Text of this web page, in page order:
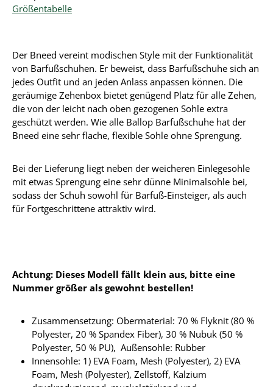
Größentabelle
Der Bneed vereint modischen Style mit der Funktionalität
von Barfußschuhen. Er beweist, dass Barfußschuhe sich an
jedes Outfit und an jeden Anlass anpassen können. Die
geräumige Zehenbox bietet genügend Platz für alle Zehen,
die von der leicht nach oben gezogenen Sohle extra
geschützt werden. Wie alle Ballop Barfußschuhe hat der
Bneed eine sehr flache, flexible Sohle ohne Sprengung.
Bei der Lieferung liegt neben der weicheren Einlegesohle
mit etwas Sprengung eine sehr dünne Minimalsohle bei,
sodass der Schuh sowohl für Barfuß-Einsteiger, als auch
für Fortgeschrittene attraktiv wird.
Achtung: Dieses Modell fällt klein aus, bitte eine
Nummer größer als gewohnt bestellen!
Zusammensetzung: Obermaterial: 70 % Flyknit (80 %
Polyester, 20 % Spandex Fiber), 30 % Nubuk (50 %
Polyester, 50 % PU), Außensohle: Rubber
Innensohle: 1) EVA Foam, Mesh (Polyester), 2) EVA
Foam, Mesh (Polyester), Zellstoff, Kalzium